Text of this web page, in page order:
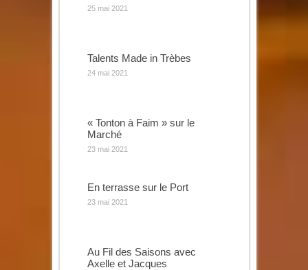
25 mai 2021
Talents Made in Trèbes
24 mai 2021
« Tonton à Faim » sur le
Marché
23 mai 2021
En terrasse sur le Port
23 mai 2021
Au Fil des Saisons avec
Axelle et Jacques